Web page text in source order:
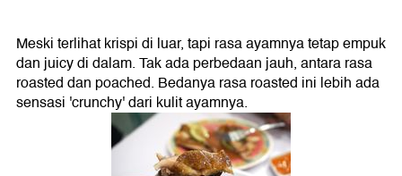
Meski terlihat krispi di luar, tapi rasa ayamnya tetap empuk
dan juicy di dalam. Tak ada perbedaan jauh, antara rasa
roasted dan poached. Bedanya rasa roasted ini lebih ada
sensasi 'crunchy' dari kulit ayamnya.